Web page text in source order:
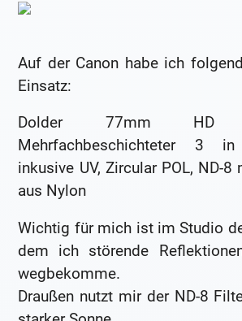
Auf der Canon habe ich
Einsatz:
Dolder 77mm HD
Mehrfachbeschichteter 3
inkusive UV, Zircular POL, ND-
aus Nylon
Wichtig für mich ist im Studio
dem ich störende
wegbekomme.
Draußen nutzt mir der ND-8